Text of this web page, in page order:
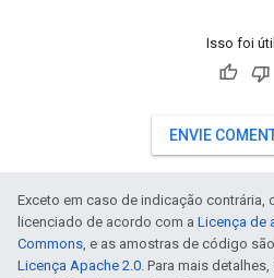
Isso foi
ENVIE
Exceto em caso de indicação contrária,
licenciado de acordo com a Licença de
Commons, e as amostras de código
Licença Apache 2.0. Para mais